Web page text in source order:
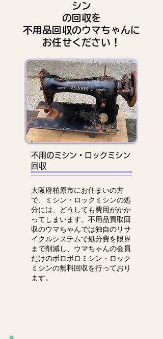
シン
の回収を
不用品回収のウマちゃんに
お任せください！
不用のミシン・ロックミシン
回収
大阪府柏原市にお住まいの方
で、ミシン・ロックミシンの処
分には、どうしても費用がかか
ってしまいます。不用品買取回
収のウマちゃんでは独自のリサ
イクルシステムで処分費を限界
まで削減し、ウマちゃんの会員
だけのボロボロミシン・ロック
ミシンの無料回収を行っており
ます。